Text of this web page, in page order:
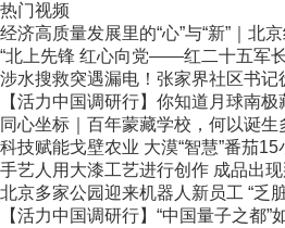
热门视频
经济高质量发展里的“心”与“新”｜北
“北上先锋 红心向党——红二十五军
涉水搜救突遇漏电！张家界社区书记
【活力中国调研行】你知道月球南极
同心坐标｜百年蒙藏学校，何以诞生
科技赋能戈壁农业 大漠“智慧”番茄
手艺人用大漆工艺进行创作 成品出
北京多家公园迎来机器人新员工 “乏
【活力中国调研行】“中国量子之都”